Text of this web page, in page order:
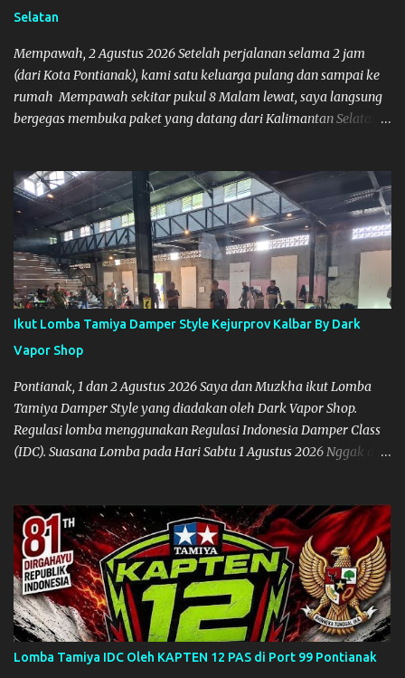
Selatan
Mempawah, 2 Agustus 2026 Setelah perjalanan selama 2 jam
(dari Kota Pontianak), kami satu keluarga pulang dan sampai ke
rumah Mempawah sekitar pukul 8 Malam lewat, saya langsung
bergegas membuka paket yang datang dari Kalimantan Selatan.
Ikut Lomba Tamiya Damper Style Kejurprov Kalbar By Dark
Vapor Shop
Pontianak, 1 dan 2 Agustus 2026 Saya dan Muzkha ikut Lomba
Tamiya Damper Style yang diadakan oleh Dark Vapor Shop.
Regulasi lomba menggunakan Regulasi Indonesia Damper Class
(IDC). Suasana Lomba pada Hari Sabtu 1 Agustus 2026 Nggak ada
belum banyak persiapan menyiapkan mobil dan alat-alat. Selain
itu juga ada janji mau main ke Agus Tamiya dulu sebenarnya, tapi
karena mepet waktu, jadi lebih banyak main disini. Oiya, untuk
lomba ini lokasinya adalah di Port 99 Kota Pontianak. Pamflet
Lomba Tamiya Oiya sebagai Informasi, Saya dan Muzkha baru
pertama kali main disini. ya hitungannya saya sebagai new
comer lah :) Coach Dilla lagi setting Mobilnya
Lomba Tamiya IDC Oleh KAPTEN 12 PAS di Port 99 Pontianak